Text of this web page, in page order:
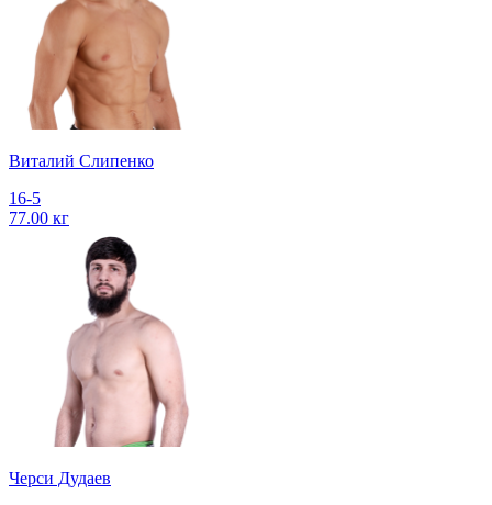
Виталий Слипенко
16-5
77.00 кг
Черси Дудаев